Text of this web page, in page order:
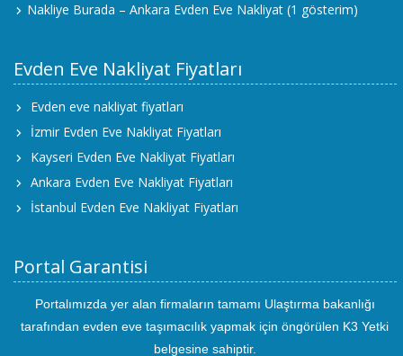
Nakliye Burada – Ankara Evden Eve Nakliyat (1 gösterim)
Evden Eve Nakliyat Fiyatları
Evden eve nakliyat fiyatları
İzmir Evden Eve Nakliyat Fiyatları
Kayseri Evden Eve Nakliyat Fiyatları
Ankara Evden Eve Nakliyat Fiyatları
İstanbul Evden Eve Nakliyat Fiyatları
Portal Garantisi
Portalımızda yer alan firmaların tamamı Ulaştırma bakanlığı
tarafından evden eve taşımacılık yapmak için öngörülen K3 Yetki
belgesine sahiptir.